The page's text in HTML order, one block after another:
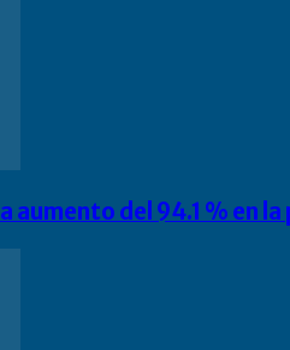
aumento del 94.1 % en